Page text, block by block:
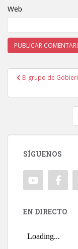
Web
El grupo de
SÍGUENOS
EN DIRECTO